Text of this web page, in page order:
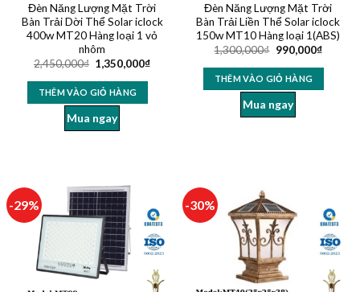
Đèn Năng Lượng Mặt Trời
Bàn Trải Dời Thể Solar iclock
400w MT20 Hàng loại 1 vỏ
nhôm
2,450,000₫ 1,350,000₫
THÊM VÀO GIỎ HÀNG
Mua ngay
Đèn Năng Lượng Mặt Trời
Bàn Trải Liền Thể Solar iclock
150w MT10 Hàng loại 1(ABS)
1,300,000₫ 990,000₫
THÊM VÀO GIỎ HÀNG
Mua ngay
-29% -30%